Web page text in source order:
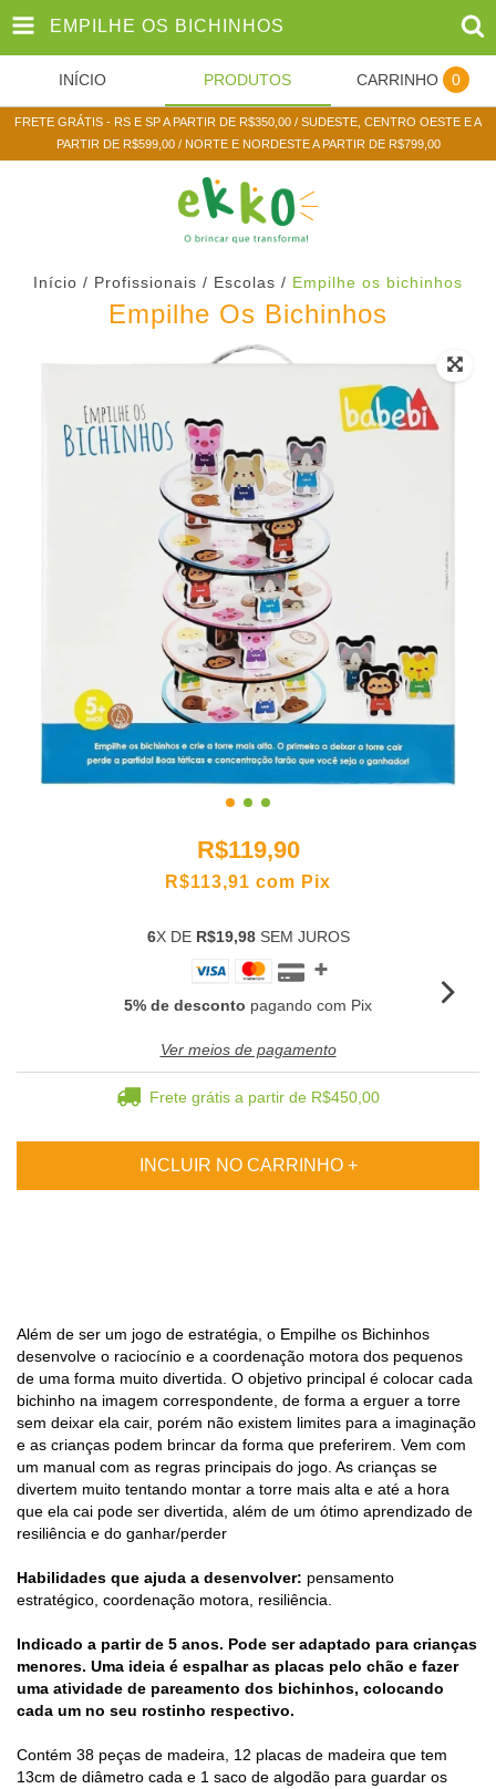
EMPILHE OS BICHINHOS
INÍCIO PRODUTOS CARRINHO 0
FRETE GRÁTIS - RS E SP A PARTIR DE R$350,00 / SUDESTE, CENTRO OESTE E A
PARTIR DE R$599,00 / NORTE E NORDESTE A PARTIR DE R$799,00
Início / Profissionais / Escolas / Empilhe os bichinhos
Empilhe Os Bichinhos
R$119,90
R$113,91 com Pix
6X DE R$19,98SEM JUROS
5% de desconto pagando com Pix
Ver meios de pagamento
Frete grátis a partir de R$450,00
Além de ser um jogo de estratégia, o Empilhe os Bichinhos
desenvolve o raciocínio e a coordenação motora dos pequenos
de uma forma muito divertida. O objetivo principal é colocar cada
bichinho na imagem correspondente, de forma a erguer a torre
sem deixar ela cair, porém não existem limites para a imaginação
e as crianças podem brincar da forma que preferirem. Vem com
um manual com as regras principais do jogo. As crianças se
divertem muito tentando montar a torre mais alta e até a hora
que ela cai pode ser divertida, além de um ótimo aprendizado de
resiliência e do ganhar/perder
Habilidades que ajuda a desenvolver: pensamento
estratégico, coordenação motora, resiliência.
Indicado a partir de 5 anos. Pode ser adaptado para crianças
menores. Uma ideia é espalhar as placas pelo chão e fazer
uma atividade de pareamento dos bichinhos, colocando
cada um no seu rostinho respectivo.
Contém 38 peças de madeira, 12 placas de madeira que tem
13cm de diâmetro cada e 1 saco de algodão para guardar os